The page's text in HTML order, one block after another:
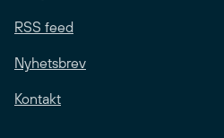
RSS feed
Nyhetsbrev
Kontakt